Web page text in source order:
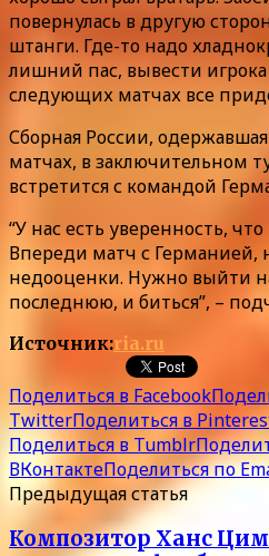
повернулась в другую
штанги. Где-то надо
лишний пас, вывести
следующих матчах все
Сборная России,
матчах, в заключительном
встретится с командой
“У нас есть уверенность,
Впереди матч с Германией,
недооценки. Нужно выйти
последнюю, и биться”, –
Источник:ria.ru
Поделиться в Facebook
TwitterПоделиться в
Поделиться в Tumblr
ВКонтактеПоделиться по
Предыдущая статья
Композитор Ханс